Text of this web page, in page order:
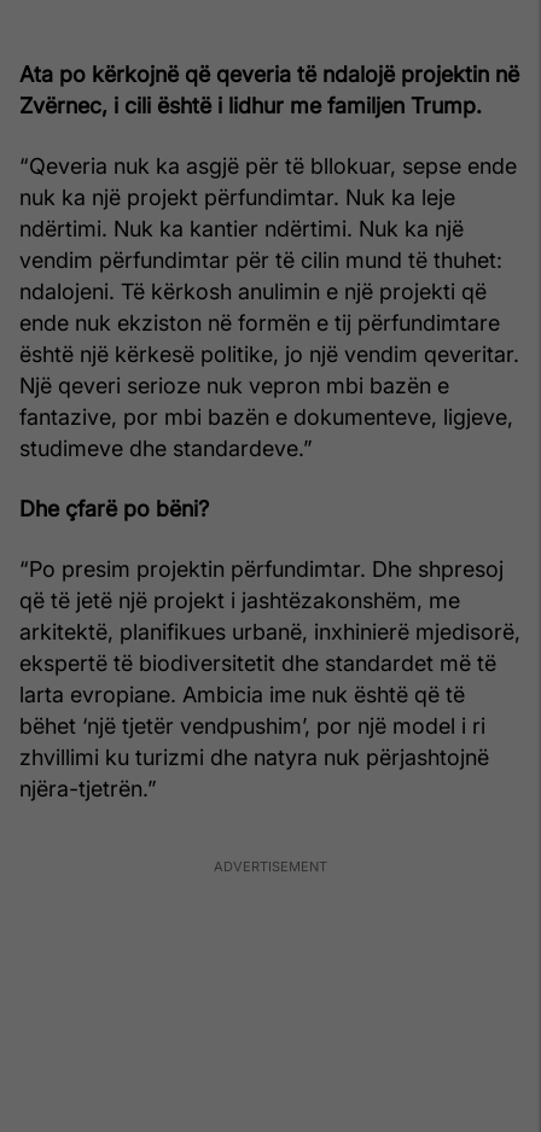
Ata po kërkojnë që qeveria të ndalojë projektin në
Zvërnec, i cili është i lidhur me familjen Trump.
“Qeveria nuk ka asgjë për të bllokuar, sepse ende
nuk ka një projekt përfundimtar. Nuk ka leje
ndërtimi. Nuk ka kantier ndërtimi. Nuk ka një
vendim përfundimtar për të cilin mund të thuhet:
ndalojeni. Të kërkosh anulimin e një projekti që
ende nuk ekziston në formën e tij përfundimtare
është një kërkesë politike, jo një vendim qeveritar.
Një qeveri serioze nuk vepron mbi bazën e
fantazive, por mbi bazën e dokumenteve, ligjeve,
studimeve dhe standardeve.”
Dhe çfarë po bëni?
“Po presim projektin përfundimtar. Dhe shpresoj
që të jetë një projekt i jashtëzakonshëm, me
arkitektë, planifikues urbanë, inxhinierë mjedisorë,
ekspertë të biodiversitetit dhe standardet më të
larta evropiane. Ambicia ime nuk është që të
bëhet ‘një tjetër vendpushim’, por një model i ri
zhvillimi ku turizmi dhe natyra nuk përjashtojnë
njëra-tjetrën.”